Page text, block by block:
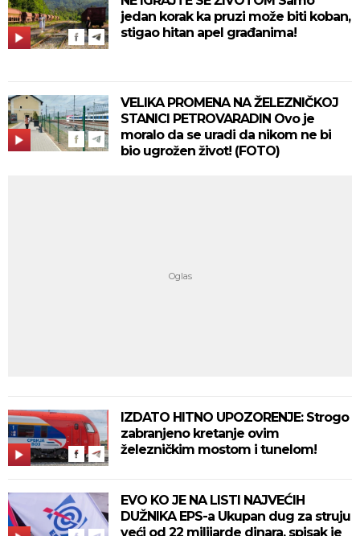
jedan korak ka pruzi može biti koban,
stigao hitan apel građanima!
VELIKA PROMENA NA ŽELEZNIČKOJ
STANICI PETROVARADIN Ovo je
moralo da se uradi da nikom ne bi
bio ugrožen život! (FOTO)
IZDATO HITNO UPOZORENJE: Strogo
zabranjeno kretanje ovim
železničkim mostom i tunelom!
EVO KO JE NA LISTI NAJVEĆIH
DUŽNIKA EPS-a Ukupan dug za struju
veći od 22 milijarde dinara, spisak je